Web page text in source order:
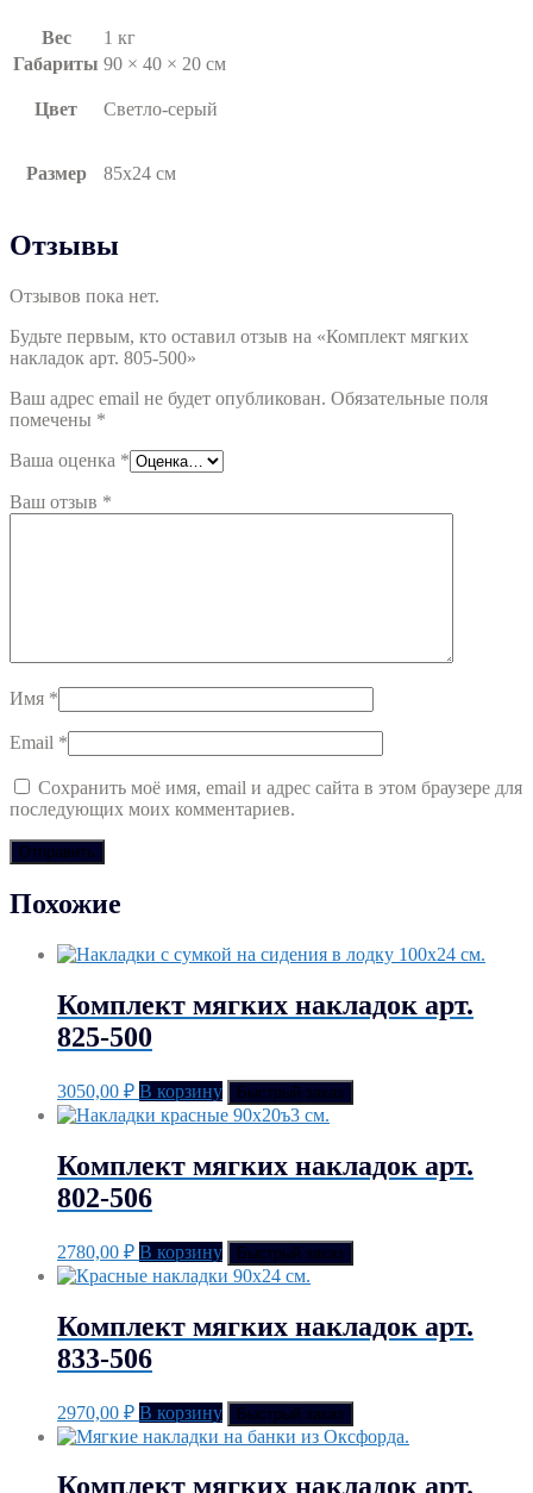
Вес
1 кг
Габариты 90 × 40 × 20 см
Цвет Светло-серый
Размер 85х24 см
Отзывы
Отзывов пока нет.
Будьте первым, кто оставил отзыв на «Комплект мягких
накладок арт. 805-500»
Ваш адрес email не будет опубликован. Обязательные поля
помечены *
Ваша оценка *
Ваш отзыв *
Имя *
Email *
Сохранить моё имя, email и адрес сайта в этом браузере для
последующих моих комментариев.
Похожие
Комплект мягких накладок арт.
825-500
3050,00 ₽ В корзину Быстрый заказ
Комплект мягких накладок арт.
802-506
2780,00 ₽ В корзину Быстрый заказ
Комплект мягких накладок арт.
833-506
2970,00 ₽ В корзину Быстрый заказ
Комплект мягких накладок арт.